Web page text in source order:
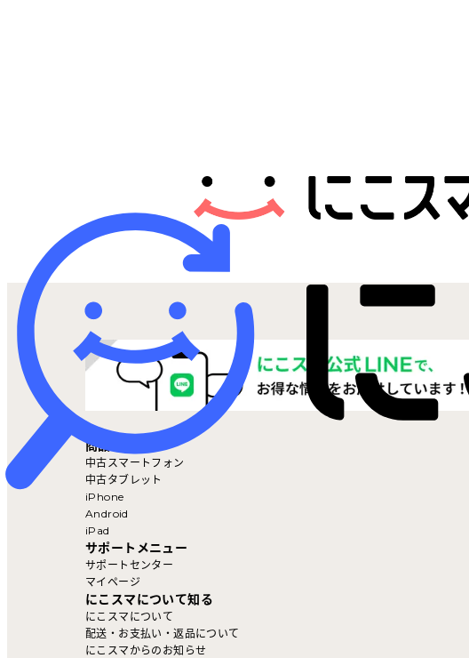
ニュース
にこスマ通信
マイページ
商品を探す
中古スマートフォン
中古タブレット
iPhone
Android
iPad
サポートメニュー
サポートセンター
マイページ
にこスマについて知る
にこスマについて
配送・お支払い・返品について
にこスマからのお知らせ